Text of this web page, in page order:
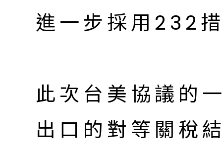
進一步採用232
此次台美協議的
出口的對等關稅